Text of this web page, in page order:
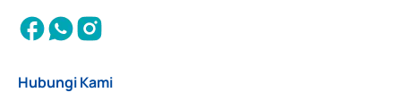
Hubungi Kami